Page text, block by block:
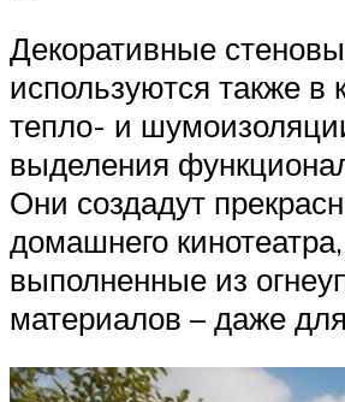
Декоративные
используются также в
тепло- и
выделения
Они создадут
домашнего
выполненные из
материалов – даже